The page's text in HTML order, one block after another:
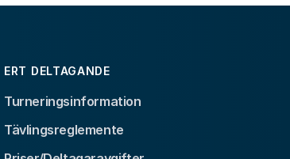
ERT DELTAGANDE
Turneringsinformation
Tävlingsreglemente